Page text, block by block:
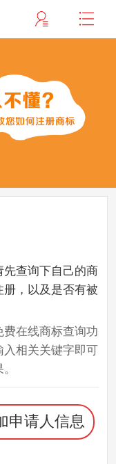
先查询下自己的商
册，以及是否有被
费在线商标查询功
入相关关键字即可
申请人信息